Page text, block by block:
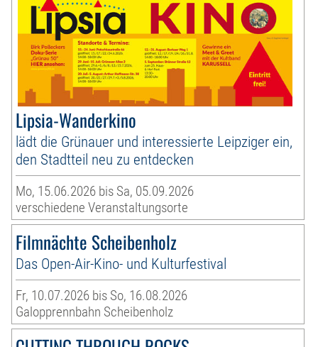
Lipsia-Wanderkino
lädt die Grünauer und interessierte Leipziger ein,
den Stadtteil neu zu entdecken
Mo, 15.06.2026 bis Sa, 05.09.2026
verschiedene Veranstaltungsorte
Filmnächte Scheibenholz
Das Open-Air-Kino- und Kulturfestival
Fr, 10.07.2026 bis So, 16.08.2026
Galopprennbahn Scheibenholz